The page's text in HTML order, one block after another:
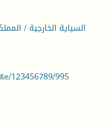
السياية الخارجية /
123456789/995